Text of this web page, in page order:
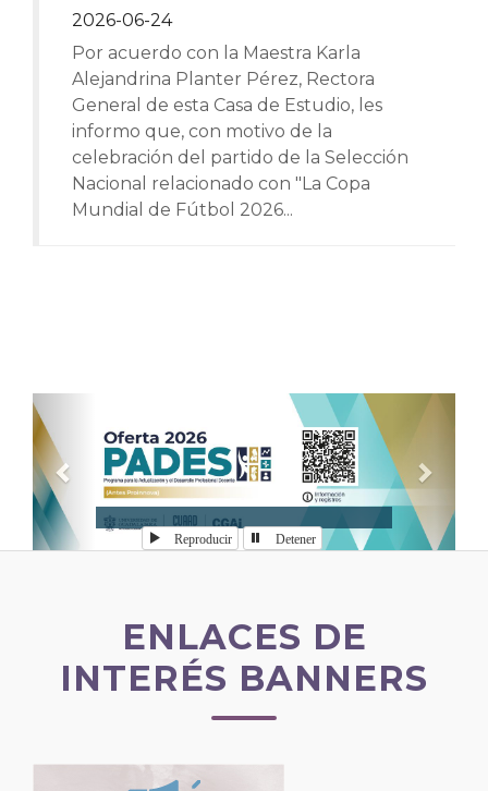
2026-06-24
Por acuerdo con la Maestra Karla
Alejandrina Planter Pérez, Rectora
General de esta Casa de Estudio, les
informo que, con motivo de la
celebración del partido de la Selección
Nacional relacionado con "La Copa
Mundial de Fútbol 2026...
Reproducir Detener
ENLACES DE
INTERÉS BANNERS